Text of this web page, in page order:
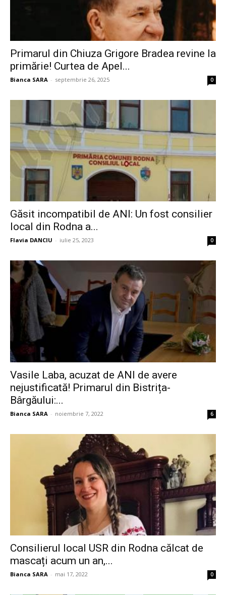
Primarul din Chiuza Grigore Bradea revine la
primărie! Curtea de Apel...
Bianca SARA - septembrie 26, 2025 0
Găsit incompatibil de ANI: Un fost consilier
local din Rodna a...
Flavia DANCIU - iulie 25, 2023 0
Vasile Laba, acuzat de ANI de avere
nejustificată! Primarul din Bistrița-
Bârgăului:...
Bianca SARA - noiembrie 7, 2022 6
Consilierul local USR din Rodna călcat de
mascați acum un an,...
Bianca SARA - mai 17, 2022 0